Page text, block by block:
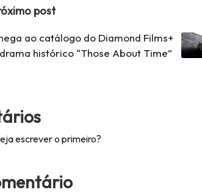
post
ao catálogo do Diamond Films+
histórico “Those About Time”
escrever o primeiro?